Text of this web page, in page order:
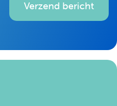
Verzend bericht